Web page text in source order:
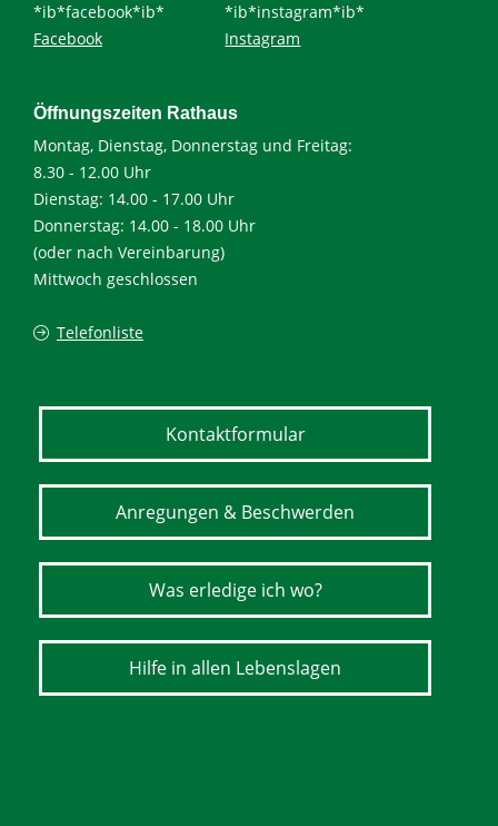
*ib*facebook*ib*
Facebook
*ib*instagram*ib*
Instagram
Öffnungszeiten Rathaus
Montag, Dienstag, Donnerstag und Freitag:
8.30 - 12.00 Uhr
Dienstag: 14.00 - 17.00 Uhr
Donnerstag: 14.00 - 18.00 Uhr
(oder nach Vereinbarung)
Mittwoch geschlossen
Telefonliste
Kontaktformular
Anregungen & Beschwerden
Was erledige ich wo?
Hilfe in allen Lebenslagen